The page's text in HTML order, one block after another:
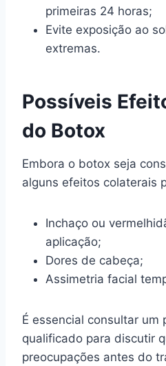
primeiras 24 horas;
Evite exposição ao
extremas.
Possíveis
do Botox
Embora o botox seja
alguns efeitos colaterais
Inchaço ou
aplicação;
Dores de cabeça;
Assimetria facial
É essencial consultar um
qualificado para discutir
preocupações antes do